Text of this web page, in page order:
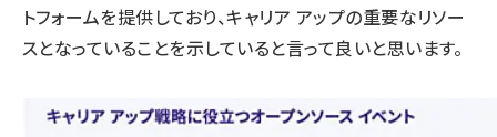
トフォームを提供しており、キャリア アップの重要なリソー
スとなっていることを示していると言って良いと思います。